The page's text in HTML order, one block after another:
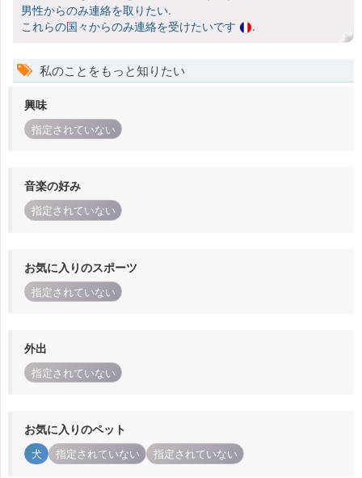
男性からのみ連絡を取りたい.
これらの国々からのみ連絡を受けたいです
.
私のことをもっと知りたい
興味
指定されていない
音楽の好み
指定されていない
お気に入りのスポーツ
指定されていない
外出
指定されていない
お気に入りのペット
犬 指定されていない 指定されていない